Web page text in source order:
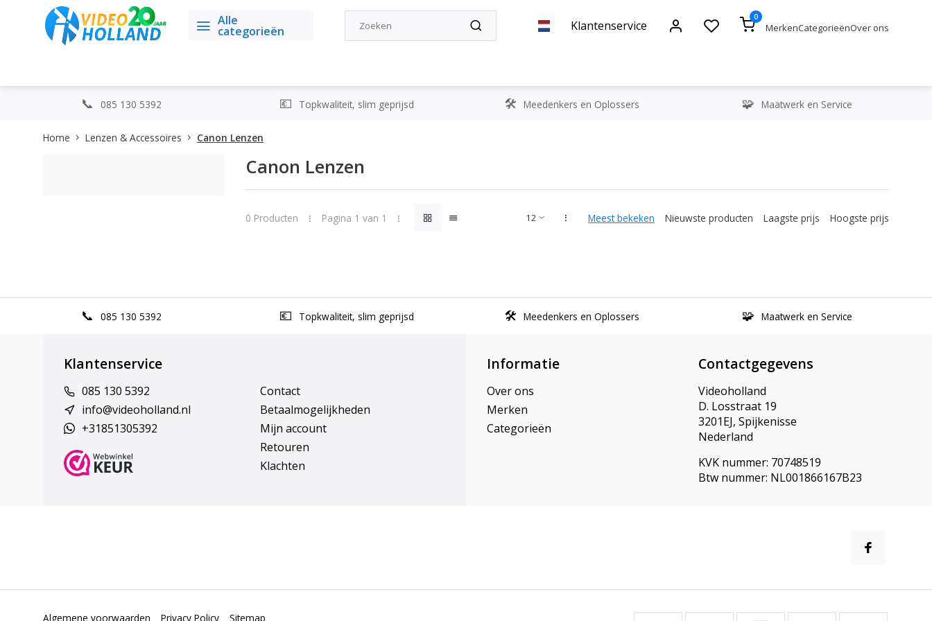
Alle
categorieën Klantenservice
0
MerkenCategorieënOver ons
085 130 5392 Topkwaliteit, slim geprijsd Meedenkers en Oplossers Maatwerk en Service
Home Lenzen & Accessoires Canon Lenzen
Canon Lenzen
0 Producten Pagina 1 van 1 Meest bekeken Nieuwste producten Laagste prijs Hoogste prijs
085 130 5392 Topkwaliteit, slim geprijsd Meedenkers en Oplossers Maatwerk en Service
Klantenservice
085 130 5392
info@videoholland.nl
+31851305392
Contact
Betaalmogelijkheden
Mijn account
Retouren
Klachten
Informatie
Over ons
Merken
Categorieën
Contactgegevens
Videoholland
D. Losstraat 19
3201EJ, Spijkenisse
Nederland
KVK nummer: 70748519
Btw nummer: NL001866167B23
Algemene voorwaarden Privacy Policy Sitemap